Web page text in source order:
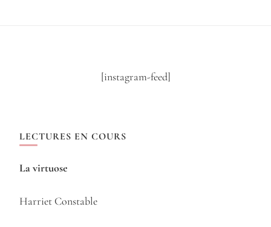
[instagram-feed]
LECTURES EN COURS
La virtuose
Harriet Constable